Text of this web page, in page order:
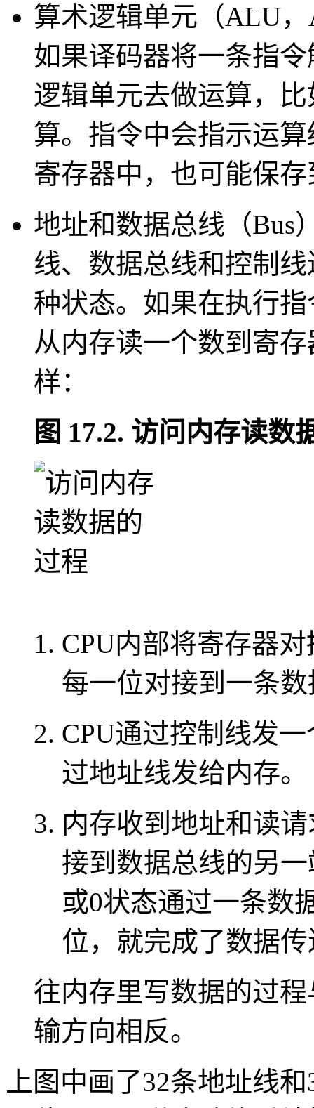
算术逻辑单元（ALU
如果译码器将一条指
逻辑单元去做运算，
算。指令中会指示运
寄存器中，也可能保
地址和数据总线（Bus
线、数据总线和控制
种状态。如果在执行
从内存读一个数到寄
样：
图 17.2. 访问内存读数
CPU内部将寄存器
每一位对接到一条
CPU通过控制线发
过地址线发给内存。
内存收到地址和读
接到数据总线的另
或0状态通过一条数
位，就完成了数据
往内存里写数据的过
输方向相反。
上图中画了32条地址线